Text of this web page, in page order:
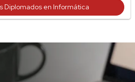
Diplomados en Informática